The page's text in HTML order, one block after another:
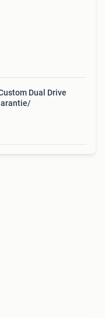
Dual Drive